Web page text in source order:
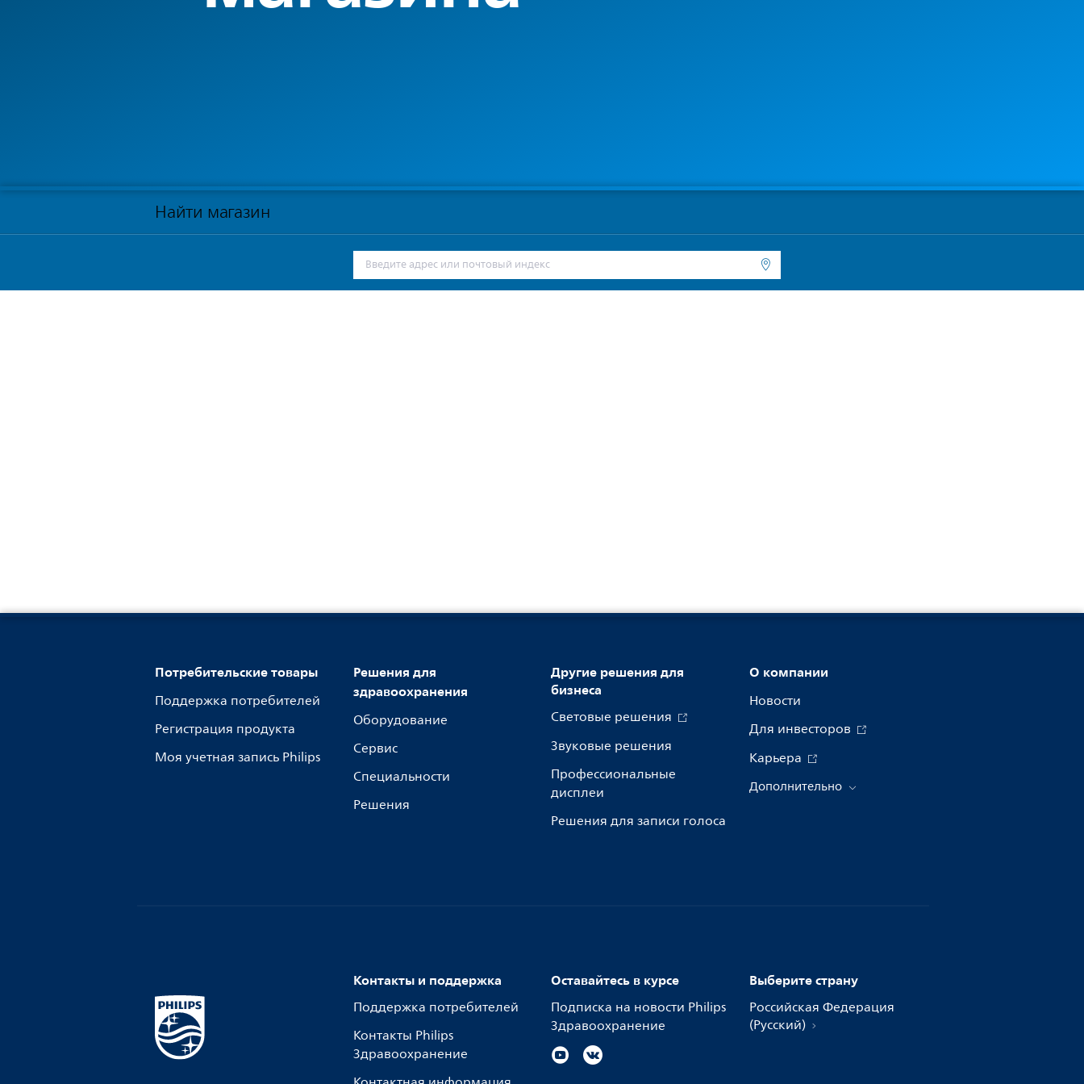
Найти магазин
Потребительские товары
Поддержка потребителей
Регистрация продукта
Моя учетная запись Philips
Решения для
здравоохранения
Оборудование
Сервис
Специальности
Решения
Другие решения для
бизнеса
Световые решения
Звуковые решения
Профессиональные
дисплеи
Решения для записи голоса
О компании
Новости
Для инвесторов
Карьера
Дополнительно
Контакты и поддержка
Поддержка потребителей
Контакты Philips
Здравоохранение
Оставайтесь в курсе
Подписка на новости Philips
Здравоохранение
Выберите страну
Российская Федерация
(Русский)